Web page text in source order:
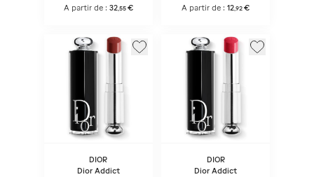
A partir de : 32,55 € A partir de :12,92 €
DIOR
Dior Addict
DIOR
Dior Addict